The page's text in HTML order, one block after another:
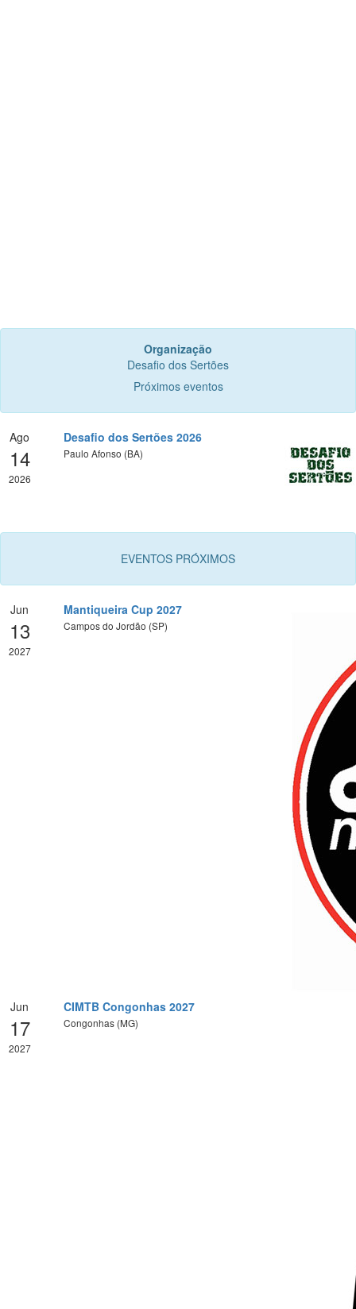
Organização
Desafio dos Sertões
Próximos eventos
Ago
14
2026
Desafio dos Sertões 2026
Paulo Afonso (BA)
EVENTOS PRÓXIMOS
Jun
13
2027
Mantiqueira Cup 2027
Campos do Jordão (SP)
Jun
17
2027
CIMTB Congonhas 2027
Congonhas (MG)